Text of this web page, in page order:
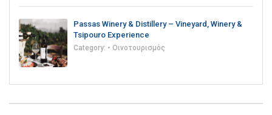
Passas Winery & Distillery – Vineyard, Winery &
Tsipouro Experience
Category: • Οινοτουρισμός